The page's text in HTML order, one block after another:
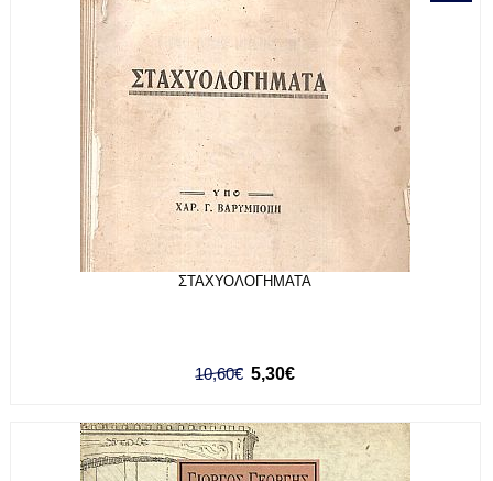
ΣΤΑΧΥΟΛΟΓΗΜΑΤΑ
10,60€ 5,30€